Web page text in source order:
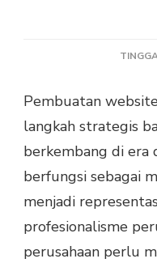
Pembuatan
langkah strategis
berkembang di era
berfungsi sebagai
menjadi
profesionalisme
perusahaan perlu